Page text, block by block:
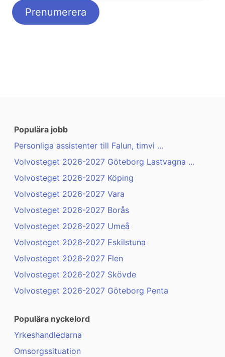
Populära jobb
Personliga assistenter till Falun, timvi ...
Volvosteget 2026-2027 Göteborg Lastvagna ...
Volvosteget 2026-2027 Köping
Volvosteget 2026-2027 Vara
Volvosteget 2026-2027 Borås
Volvosteget 2026-2027 Umeå
Volvosteget 2026-2027 Eskilstuna
Volvosteget 2026-2027 Flen
Volvosteget 2026-2027 Skövde
Volvosteget 2026-2027 Göteborg Penta
Populära nyckelord
Yrkeshandledarna
Omsorgssituation